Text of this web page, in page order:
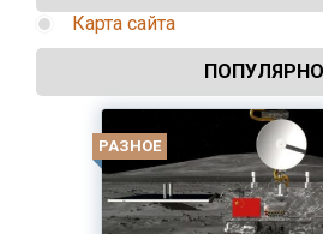
Карта сайта
РАЗНОЕ